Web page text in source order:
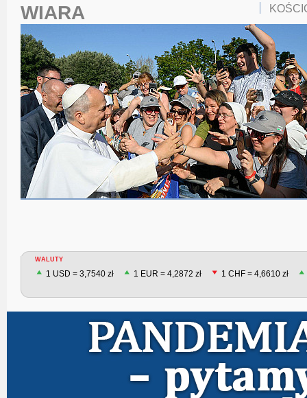
WIARA
WALUTY
1 USD = 3,7540 zł 1 EUR = 4,2872 zł 1 CHF = 4,6610 zł